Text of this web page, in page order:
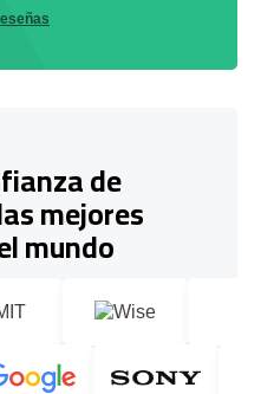
de
mejores
mundo